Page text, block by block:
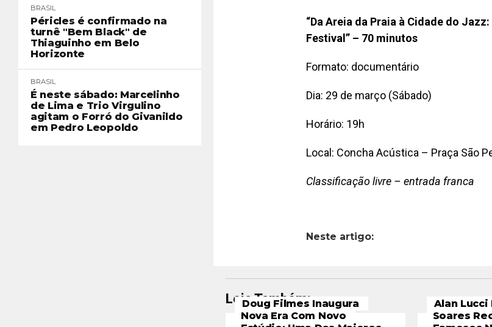
BRASIL
Péricles é confirmado na
turnê "Bem Black" de
Thiaguinho em Belo
Horizonte
BRASIL
É neste sábado: Marcelinho
de Lima e Trio Virgulino
agitam o Forró do Givanildo
em Pedro Leopoldo
“Da Areia da Praia à Cidade do
Festival” – 70 minutos
Formato: documentário
Dia: 29 de março (Sábado)
Horário: 19h
Local: Concha Acústica – Praça São
Classificação livre – entrada franca
Neste artigo:
Leia Também:
Doug Filmes Inaugura
Nova Era Com Novo
Alan Lucci
Soares